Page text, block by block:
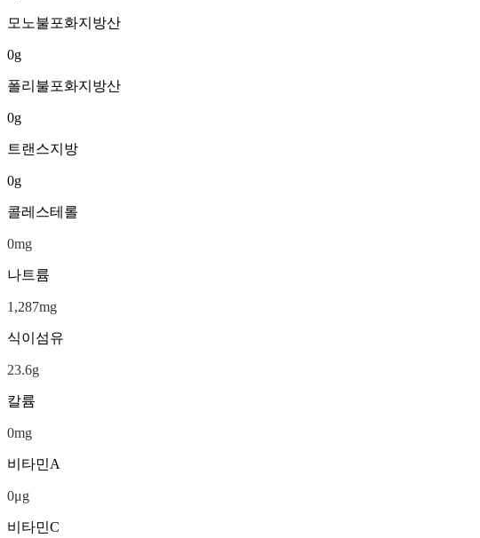
모노불포화지방산
0g
폴리불포화지방산
0g
트랜스지방
0g
콜레스테롤
0mg
나트륨
1,287mg
식이섬유
23.6g
칼륨
0mg
비타민A
0μg
비타민C